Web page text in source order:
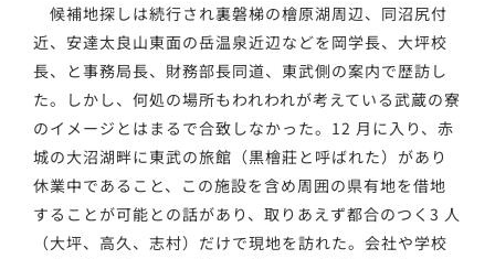
候補地探しは続行され裏磐梯の檜原湖周辺、同沼尻付
近、安達太良山東面の岳温泉近辺などを岡学長、大坪校
長、と事務局長、財務部長同道、東武側の案内で歴訪し
た。しかし、何処の場所もわれわれが考えている武蔵の寮
のイメージとはまるで合致しなかった。12 月に入り、赤
城の大沼湖畔に東武の旅館（黒檜莊と呼ばれた）があり
休業中であること、この施設を含め周囲の県有地を借地
することが可能との話があり、取りあえず都合のつく3 人
（大坪、高久、志村）だけで現地を訪れた。会社や学校